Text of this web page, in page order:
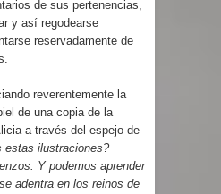
de sus pertenencias,
y así regodearse
reservadamente de
reverentemente la
de una copia de la
a través del espejo de
estas ilustraciones?
Y podemos aprender
adentra en los reinos de